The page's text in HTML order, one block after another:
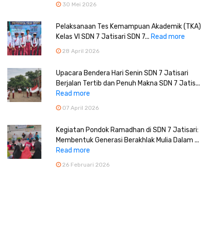
30 Mei 2026
Pelaksanaan Tes Kemampuan Akademik (TKA)
Kelas VI SDN 7 Jatisari SDN 7... Read more
28 April 2026
Upacara Bendera Hari Senin SDN 7 Jatisari
Berjalan Tertib dan Penuh Makna SDN 7 Jatis...
Read more
07 April 2026
Kegiatan Pondok Ramadhan di SDN 7 Jatisari:
Membentuk Generasi Berakhlak Mulia Dalam ...
Read more
26 Februari 2026